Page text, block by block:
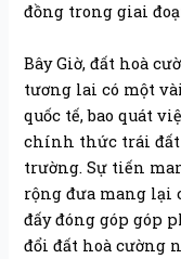
đồng trong giai
Bây Giờ, đất hoà
tương lai có một
quốc tế, bao quát
chính thức trái đất
trường. Sự tiến
rộng đưa mang
đấy đóng góp góp
đổi đất hoà cường